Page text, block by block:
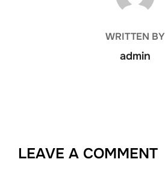
WRITTEN BY
admin
LEAVE A COMMENT